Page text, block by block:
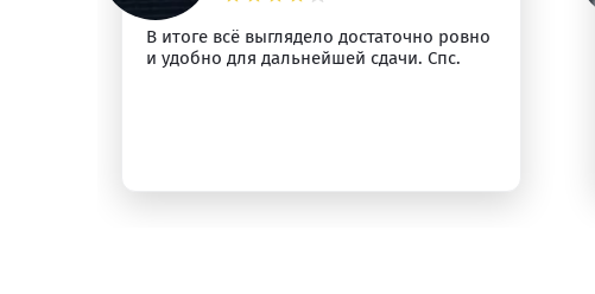
В итоге всё выглядело достаточно ровно
и удобно для дальнейшей сдачи. Спс.